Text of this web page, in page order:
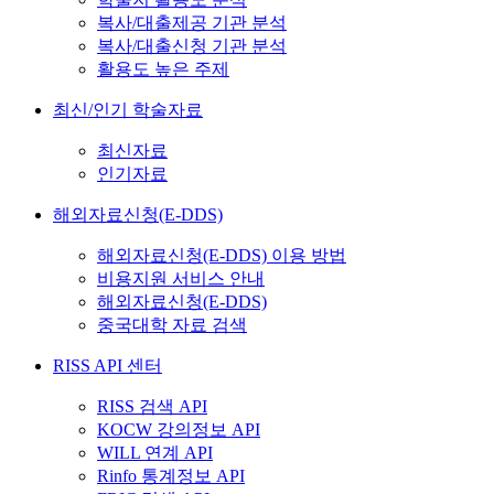
복사/대출제공 기관 분석
복사/대출신청 기관 분석
활용도 높은 주제
최신/인기 학술자료
최신자료
인기자료
해외자료신청(E-DDS)
해외자료신청(E-DDS) 이용 방법
비용지원 서비스 안내
해외자료신청(E-DDS)
중국대학 자료 검색
RISS API 센터
RISS 검색 API
KOCW 강의정보 API
WILL 연계 API
Rinfo 통계정보 API